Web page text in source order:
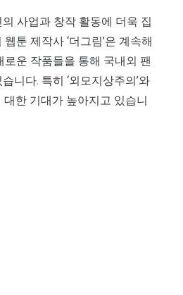
사업과 창작 활동에 더욱 집
툰 제작사 ‘더그림’은 계속해
로운 작품들을 통해 국내외 팬
니다. 특히 ‘외모지상주의’와
대한 기대가 높아지고 있습니